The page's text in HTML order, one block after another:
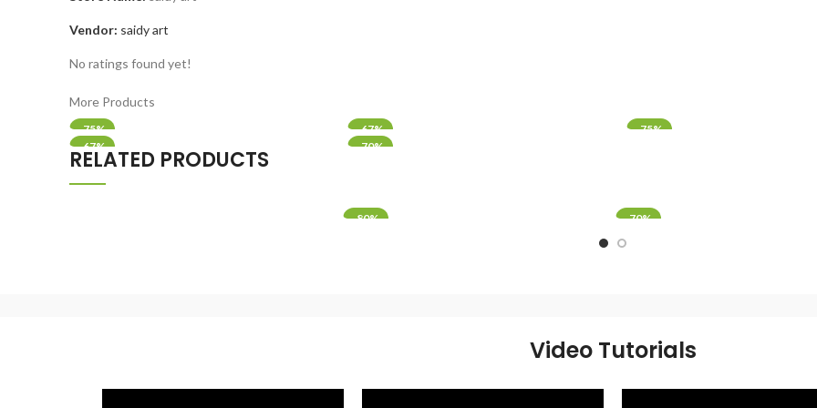
Vendor: saidy art
No ratings found yet!
More Products
-75% -67% -75%
-67%
-70%
RELATED PRODUCTS
-80% -70%
Video Tutorials